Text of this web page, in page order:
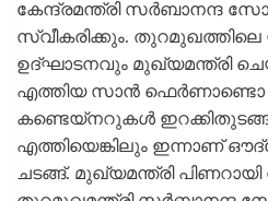
കേന്ദ്രമന്ത്രി സർബാനന്ദ
സ്വീകരിക്കും. തുറമുഖത്തിലെ
ഉദ്ഘാടനവും മുഖ്യമന്ത്രി
എത്തിയ സാൻ ഫെർണാണ്ടൊ
കണ്ടെയ്നറുകൾ
എത്തിയെങ്കിലും ഇന്നാണ്
ചടങ്ങ്. മുഖ്യമന്ത്രി പിണറായി